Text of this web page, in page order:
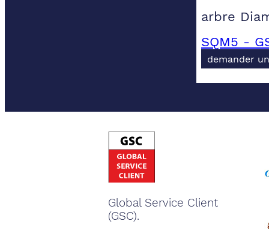
arbre
SQM5 -
demander
Global Service Client
(GSC).